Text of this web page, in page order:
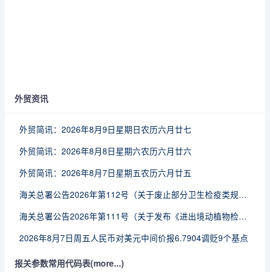
外贸资讯
外贸简讯：2026年8月9日星期日农历六月廿七
外贸简讯：2026年8月8日星期六农历六月廿六
外贸简讯：2026年8月7日星期五农历六月廿五
海关总署公告2026年第112号（关于废止部分卫生检疫类规范性文件的公告）
海关总署公告2026年第111号（关于发布《进出境动植物检疫处理监督管理工作规定》《进出境卫生处理监督管理工作规定》的公告）
2026年8月7日周五人民币对美元中间价报6.7904调贬9个基点
报关参数常用代码表(more...)